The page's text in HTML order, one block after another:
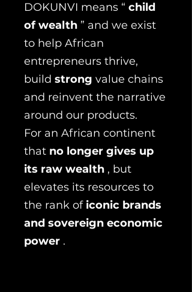
DOKUNVI means “ child
of wealth ” and we exist
to help African
entrepreneurs thrive,
build strong value chains
and reinvent the narrative
around our products.
For an African continent
that no longer gives up
its raw wealth , but
elevates its resources to
the rank of iconic brands
and sovereign economic
power .